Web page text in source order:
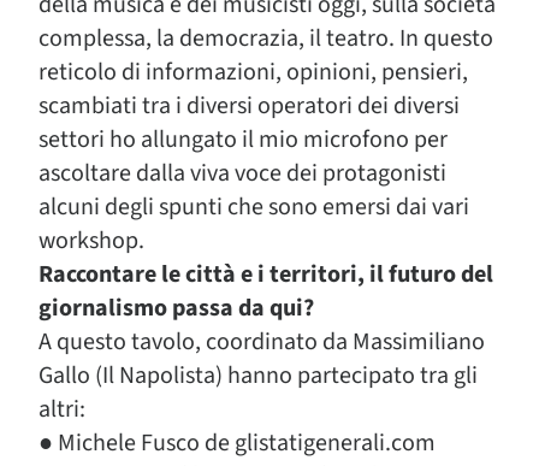
complessa, la democrazia, il teatro. In questo
reticolo di informazioni, opinioni, pensieri,
scambiati tra i diversi operatori dei diversi
settori ho allungato il mio microfono per
ascoltare dalla viva voce dei protagonisti
alcuni degli spunti che sono emersi dai vari
workshop.
Raccontare le città e i territori, il futuro del
giornalismo passa da qui?
A questo tavolo, coordinato da Massimiliano
Gallo (Il Napolista) hanno partecipato tra gli
altri:
● Michele Fusco de glistatigenerali.com